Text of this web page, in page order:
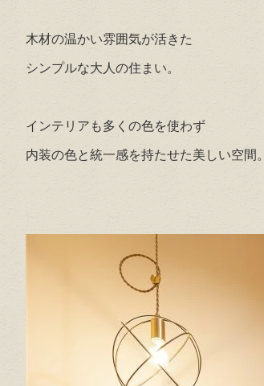
木材の温かい雰囲気が活きた
シンプルな大人の住まい。
インテリアも多くの色を使わず
内装の色と統一感を持たせた美しい空間。